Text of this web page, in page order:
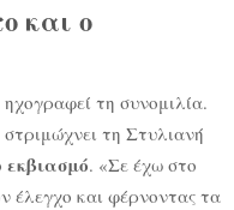
και ο
τη συνομιλία.
τη Στυλιανή
εκβιασμό. «Σε έχω στο
έλεγχο και φέρνοντας τα